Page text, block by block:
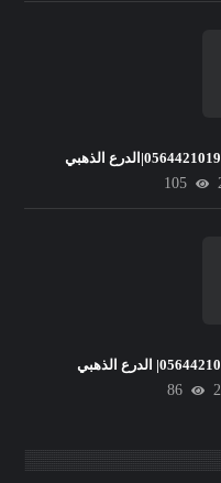
105
86